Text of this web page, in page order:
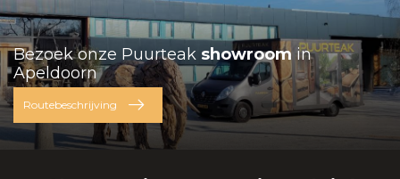
Bezoek onze Puurteak showroom in
Apeldoorn
Routebeschrijving